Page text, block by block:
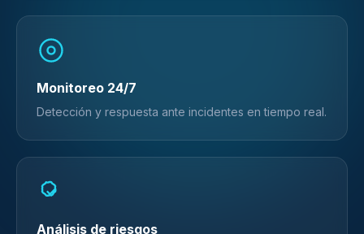
Monitoreo 24/7
Detección y respuesta ante incidentes en tiempo real.
Análisis de riesgos